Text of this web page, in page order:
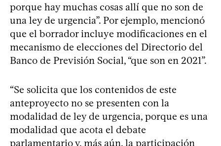
porque hay muchas cosas allí que no son de
una ley de urgencia”. Por ejemplo, mencionó
que el borrador incluye modificaciones en el
mecanismo de elecciones del Directorio del
Banco de Previsión Social, “que son en 2021”.
“Se solicita que los contenidos de este
anteproyecto no se presenten con la
modalidad de ley de urgencia, porque es una
modalidad que acota el debate
parlamentario y, más aún, la participación